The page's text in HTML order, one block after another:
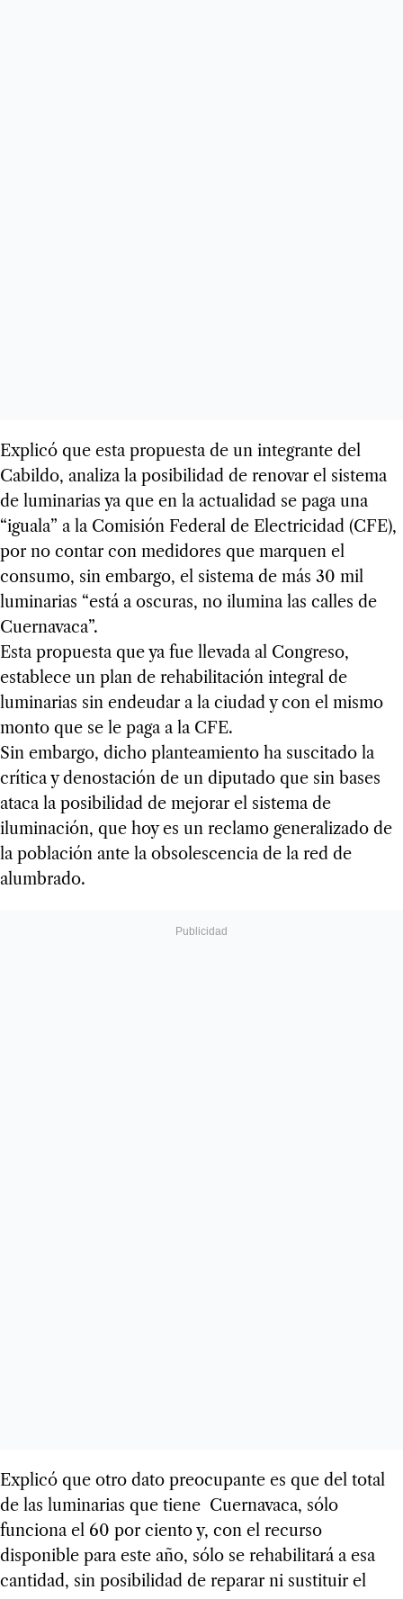
Explicó que esta propuesta de un integrante del
Cabildo, analiza la posibilidad de renovar el sistema
de luminarias ya que en la actualidad se paga una
“iguala” a la Comisión Federal de Electricidad (CFE),
por no contar con medidores que marquen el
consumo, sin embargo, el sistema de más 30 mil
luminarias “está a oscuras, no ilumina las calles de
Cuernavaca”.
Esta propuesta que ya fue llevada al Congreso,
establece un plan de rehabilitación integral de
luminarias sin endeudar a la ciudad y con el mismo
monto que se le paga a la CFE.
Sin embargo, dicho planteamiento ha suscitado la
crítica y denostación de un diputado que sin bases
ataca la posibilidad de mejorar el sistema de
iluminación, que hoy es un reclamo generalizado de
la población ante la obsolescencia de la red de
alumbrado.
Explicó que otro dato preocupante es que del total
de las luminarias que tiene Cuernavaca, sólo
funciona el 60 por ciento y, con el recurso
disponible para este año, sólo se rehabilitará a esa
cantidad, sin posibilidad de reparar ni sustituir el